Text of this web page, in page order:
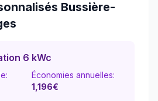
Bussière-
6 kWc
Économies annuelles:
1,196€